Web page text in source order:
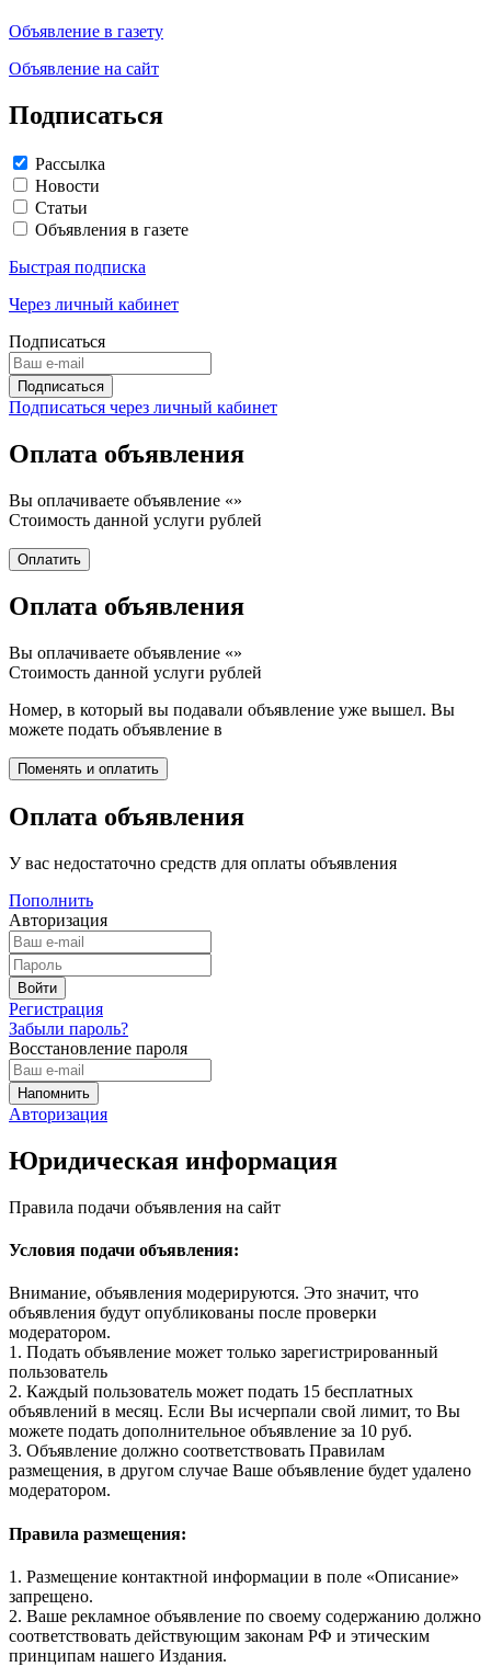
Объявление в газету
Объявление на сайт
Подписаться
Рассылка
Новости
Статьи
Объявления в газете
Быстрая подписка
Через личный кабинет
Подписаться
Подписаться через личный кабинет
Оплата объявления
Вы оплачиваете объявление «»
Стоимость данной услуги рублей
Оплата объявления
Вы оплачиваете объявление «»
Стоимость данной услуги рублей
Номер, в который вы подавали объявление уже вышел. Вы
можете подать объявление в
Оплата объявления
У вас недостаточно средств для оплаты объявления
Пополнить
Авторизация
Регистрация
Забыли пароль?
Восстановление пароля
Авторизация
Юридическая информация
Правила подачи объявления на сайт
Условия подачи объявления:
Внимание, объявления модерируются. Это значит, что
объявления будут опубликованы после проверки
модератором.
1. Подать объявление может только зарегистрированный
пользователь
2. Каждый пользователь может подать 15 бесплатных
объявлений в месяц. Если Вы исчерпали свой лимит, то Вы
можете подать дополнительное объявление за 10 руб.
3. Объявление должно соответствовать Правилам
размещения, в другом случае Ваше объявление будет удалено
модератором.
Правила размещения:
1. Размещение контактной информации в поле «Описание»
запрещено.
2. Ваше рекламное объявление по своему содержанию должно
соответствовать действующим законам РФ и этическим
принципам нашего Издания.